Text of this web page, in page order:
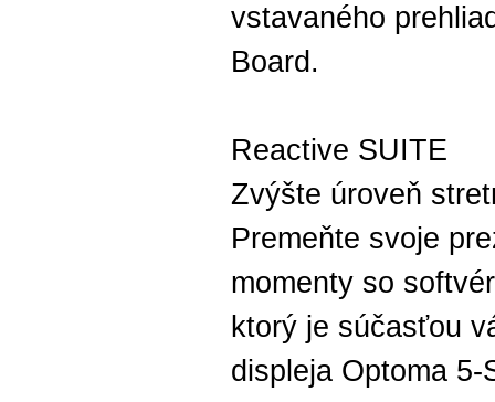
vstavaného
Board.
Reactive SUITE
Zvýšte úroveň
Premeňte svoje
momenty so
ktorý je súčasťou
displeja Optoma 5-